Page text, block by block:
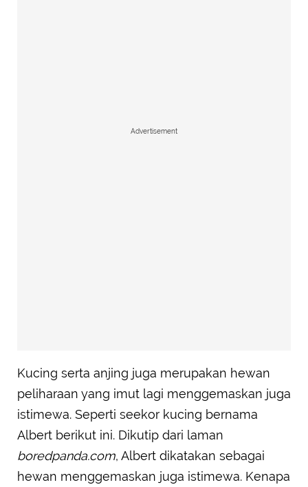
Advertisement
Kucing serta anjing juga merupakan hewan
peliharaan yang imut lagi menggemaskan juga
istimewa. Seperti seekor kucing bernama
Albert berikut ini. Dikutip dari laman
boredpanda.com, Albert dikatakan sebagai
hewan menggemaskan juga istimewa. Kenapa